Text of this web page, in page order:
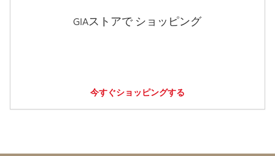
GIAストアで ショッピング
今すぐショッピングする